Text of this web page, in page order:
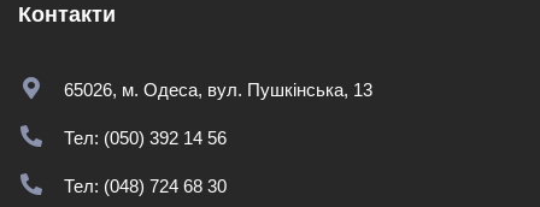
Контакти
65026, м. Одеса, вул. Пушкінська, 13
Тел: (050) 392 14 56
Тел: (048) 724 68 30